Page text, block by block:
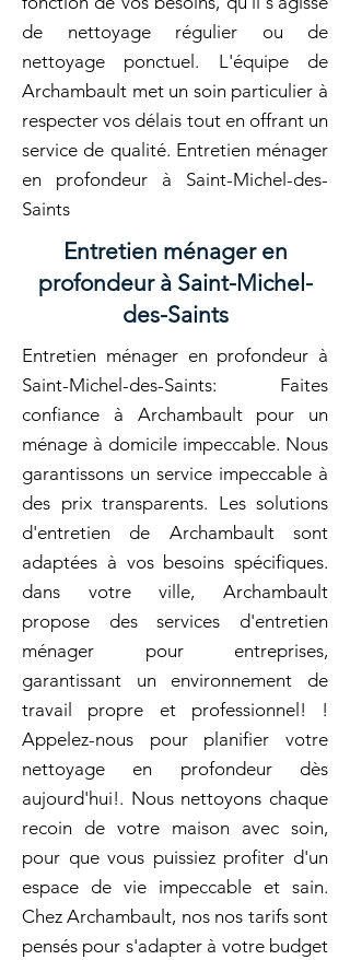
de nettoyage régulier ou de
nettoyage ponctuel. L'équipe de
Archambault met un soin particulier à
respecter vos délais tout en offrant un
service de qualité. Entretien ménager
en profondeur à Saint-Michel-des-
Saints
Entretien ménager en
profondeur à Saint-Michel-
des-Saints
Entretien ménager en profondeur à
Saint-Michel-des-Saints: Faites
confiance à Archambault pour un
ménage à domicile impeccable. Nous
garantissons un service impeccable à
des prix transparents. Les solutions
d'entretien de Archambault sont
adaptées à vos besoins spécifiques.
dans votre ville, Archambault
propose des services d'entretien
ménager pour entreprises,
garantissant un environnement de
travail propre et professionnel! !
Appelez-nous pour planifier votre
nettoyage en profondeur dès
aujourd'hui!. Nous nettoyons chaque
recoin de votre maison avec soin,
pour que vous puissiez profiter d'un
espace de vie impeccable et sain.
Chez Archambault, nos nos tarifs sont
pensés pour s'adapter à votre budget